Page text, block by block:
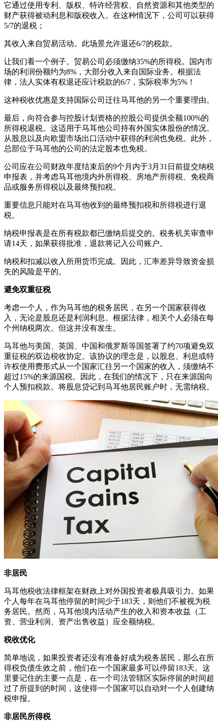
它通过使用专利、版权、特许经营权、自然资源和其他类型的
财产获得被动利息和版税收入。在这种情况下，公司可以获得
5/7的退税；
其收入来自贸易活动。此场景允许退还6/7的税款。
让我们看一个例子。贸易公司必须缴纳35%的所得税。国内市
场的利润份额约为8%，大部分收入来自国际业务。根据法
律，法人实体有权退还应计税款的6/7，实际税率为5%！
这种税收优惠是支持国际公司迁往马耳他的另一个重要理由。
最后，向符合参与控股计划资格的控股公司提供全额100%的
所得税退税。这适用于马耳他公司持有外国实体股份的情况。
从股息以及向欧盟市场出口活动中获得的利润也免税。此外，
总部位于马耳他的公司的法定股本也免税。
公司应在公司财政年度结束后的9个月内于3月31日前提交纳税
申报表，并考虑马耳他境内外所得税、房地产所得税、免税商
品或服务所得税以及最终预扣税。
重要信息只能对在马耳他收到的最终预扣税和所得税进行退
税。
纳税申报表是在所有税款都已缴纳后提交的。税务机关审查申
请14天，如果获得批准，退款将记入公司账户。
纳税和扣减以收入所用货币完成。因此，汇率差异导致资金损
失的风险是平的。
避免双重征税
考虑一个人，作为马耳他的税务居民，在另一个国家获得收
入，无论是股息还是利润利息。根据法律，相关个人必须在每
个州纳税两次。但这并没有发生。
马耳他与美国、英国、中国和俄罗斯等国签署了约70项避免双
重征税的双边税收协定。该协议的理念是，以股息、利息或特
许权使用费形式从一个国家汇往另一个国家的收入，须缴纳不
超过15%的来源国税。因此，在我们的情况下，只在来源国向
个人预扣税款。将股息贷记到马耳他居民账户时，无需纳税。
非居民
马耳他税收法律框架在财政上对外国投资者极具吸引力。如果
个人每年在马耳他停留的时间少于183天，则他们不被视为税
务居民。然而，马耳他境内活动产生的收入和资本收益（工
资、营业利润、资产出售收益）应全额纳税。
税收优化
简单地说，如果投资者还没有准备好成为税务居民，那么在所
得税负债生效之前，他们在一个国家最多可以停留183天。这
里要记住的主要一点是，在一个司法管辖区实际停留的时间超
过了所提到的时间，这使得一个国家可以自动对一个人创建纳
税申报。
非居民所得税